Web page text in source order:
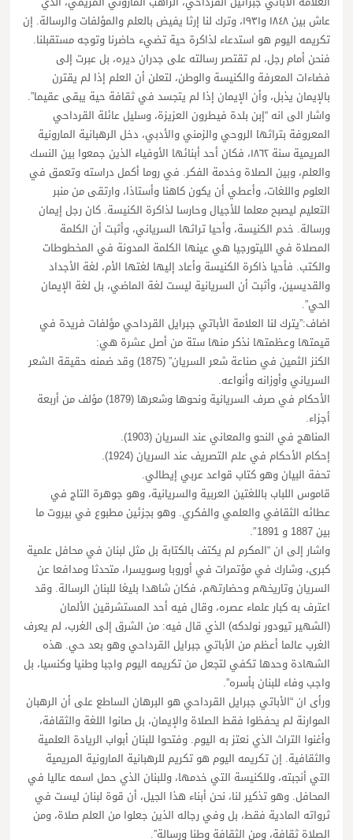
عاش بين ١٨٤٨ و١٩٣١، وترك لنا إرثا يفيض بالعلم والمؤلفات والرسالة. إن
تكريمه اليوم هو استدعاء لذاكرة حية تضيء حاضرنا وتوجه مستقبلنا.
فنحن أمام رجل، لم تقتصر رسالته على جدران ديره، بل عبرت إلى
فضاءات المعرفة والكنيسة والوطن، لتعلن أن العلم إذا لم يقترن
بالإيمان يذبل، وأن الإيمان إذا لم يتجسد في ثقافة حية يبقى عقيما”.
واشار الى انه “إبن بلدة فيطرون العزيزة، وسليل عائلة القرداحي
المعروفة بتراثها الروحي والزمني والأدبي، دخل الرهبانية المارونية
المريمية سنة ١٨٦٢، فكان أحد أبنائها الأوفياء الذين جمعوا بين النسك
والعلم، وبين الصلاة وخدمة الفكر. في روما أكمل دراسته وتعمق في
العلوم واللغات، وأعطي أن يكون كاهنا وأستاذا، وارتقى من منبر
التعليم ليصبح معلما للأجيال وحارسا لذاكرة الكنيسة. كان رجل إيمان
ورسالة. خدم الكنيسة، وأحيا تراثها السرياني، وأثبت أن الكلمة
المصلاة في الليتورجيا هي عينها الكلمة المدونة في المخطوطات
والكتب. فأحيا ذاكرة الكنيسة وأعاد إليها لغتها الأم، لغة الأجداد
والقديسين، وأثبت أن السريانية ليست لغة الماضي، بل لغة الإيمان
الحي”.
اضاف:”يترك لنا العلامة الأباتي جبرايل القرداحي مؤلفات فريدة في
قيمتها وعظمتها نذكر منها ستة من أصل عشرة هي:
الكنز الثمين في صناعة شعر السريان” (1875) وقد ضمنه حقيقة الشعر
السرياني وأوزانه وأنواعه.
الأحكام في صرف السريانية ونحوها وشعرها (1879) مؤلف من أربعة
أجزاء.
المناهج في النحو والمعاني عند السريان (1903).
إحكام الأحكام في علم التصريف عند السريان (1924).
تحفة البيان وهو كتاب قواعد عربي إيطالي.
قاموس اللباب باللغتين العربية والسريانية، وهو جوهرة التاج في
عطائه الثقافي والعلمي والفكري. وهو بجزئين مطبوع في بيروت ما
بين 1887 و 1891″.
واشار إلى ان “المكرم لم يكتف بالكتابة بل مثل لبنان في محافل علمية
كبرى، وشارك في مؤتمرات في أوروبا وسويسرا، متحدثا ومدافعا عن
السريان وتاريخهم وحضارتهم، فكان شاهدا بليغا للبنان الرسالة. وقد
اعترف به كبار علماء عصره، وقال فيه أحد المستشرقين الألمان
(الشهير تيودور نولدكه) الذي قال فيه: من الشرق إلى الغرب، لم يعرف
الغرب عالما أعظم من الأباتي جبرايل القرداحي وهو بعد حي. هذه
الشهادة وحدها تكفي لتجعل من تكريمه اليوم واجبا وطنيا وكنسيا، بل
واجب وفاء للبنان بأسره”.
ورأى ان “الأباتي جبرايل القرداحي هو البرهان الساطع على أن الرهبان
الموارنة لم يحفظوا فقط الصلاة والإيمان، بل صانوا اللغة والثقافة،
وأغنوا التراث الذي نعتز به اليوم. وفتحوا للبنان أبواب الريادة العلمية
والثقافية. إن تكريمه اليوم هو تكريم للرهبانية المارونية المريمية
التي أنجبته، وللكنيسة التي خدمها، وللبنان الذي حمل اسمه عاليا في
المحافل. وهو تذكير لنا، نحن أبناء هذا الجيل، أن قوة لبنان ليست في
ثرواته المادية فقط، بل وفي رجاله الذين جعلوا من العلم صلاة، ومن
الصلاة ثقافة، ومن الثقافة وطنا ورسالة”.